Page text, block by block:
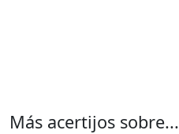
Más acertijos sobre...